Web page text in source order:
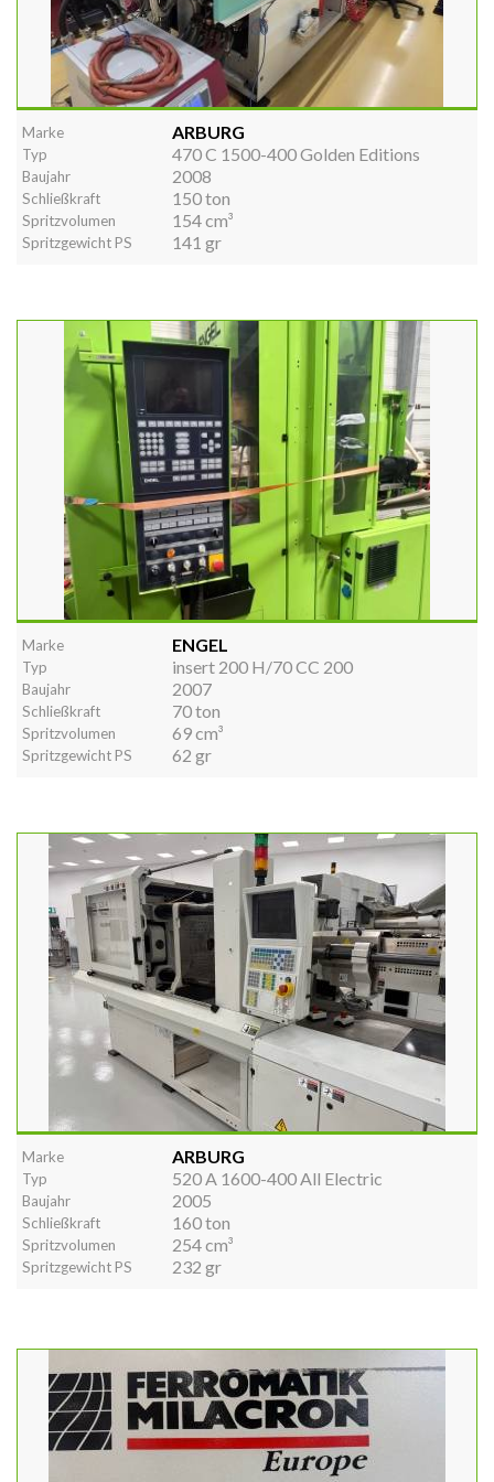
Marke ARBURG
Typ 470 C 1500-400 Golden Editions
Baujahr 2008
Schließkraft 150 ton
Spritzvolumen 154 cm³
Spritzgewicht PS 141 gr
Marke ENGEL
Typ insert 200 H/70 CC 200
Baujahr 2007
Schließkraft 70 ton
Spritzvolumen 69 cm³
Spritzgewicht PS 62 gr
Marke ARBURG
Typ 520 A 1600-400 All Electric
Baujahr 2005
Schließkraft 160 ton
Spritzvolumen 254 cm³
Spritzgewicht PS 232 gr